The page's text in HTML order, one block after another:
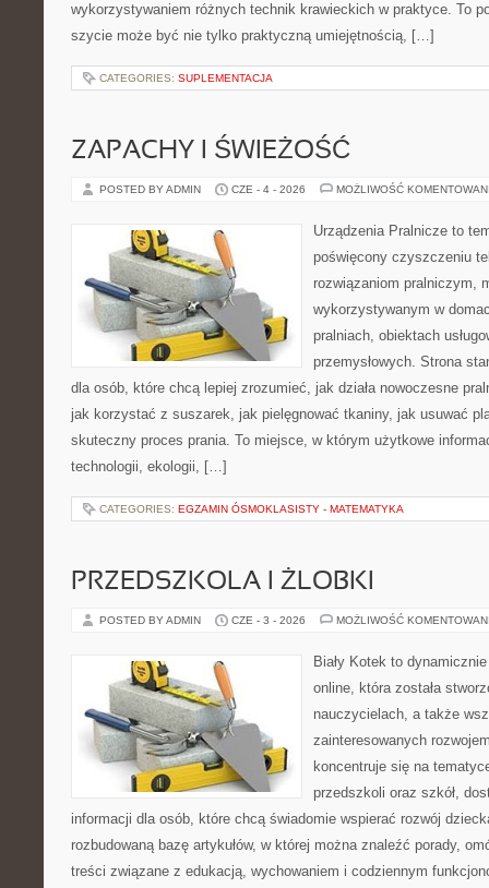
wykorzystywaniem różnych technik krawieckich w praktyce. To
szycie może być nie tylko praktyczną umiejętnością, […]
CATEGORIES: SUPLEMENTACJA
ZAPACHY I ŚWIEŻOŚĆ
POSTED BY ADMIN CZE - 4 - 2026 MOŻLIWOŚĆ
Urządzenia Pralnicze to
poświęcony czyszczeniu
rozwiązaniom pralniczym,
wykorzystywanym w
pralniach, obiektach
przemysłowych. Strona
dla osób, które chcą lepiej zrozumieć, jak działa nowoczesne
jak korzystać z suszarek, jak pielęgnować tkaniny, jak usuwać
skuteczny proces prania. To miejsce, w którym użytkowe
technologii, ekologii, […]
CATEGORIES: EGZAMIN ÓSMOKLASISTY - MATEMATYKA
PRZEDSZKOLA I ŻLOBKI
POSTED BY ADMIN CZE - 3 - 2026 MOŻLIWOŚĆ
Biały Kotek to
online, która została
nauczycielach, a także
zainteresowanych
koncentruje się na
przedszkoli oraz szkół,
informacji dla osób, które chcą świadomie wspierać rozwój
rozbudowaną bazę artykułów, w której można znaleźć porady,
treści związane z edukacją, wychowaniem i codziennym